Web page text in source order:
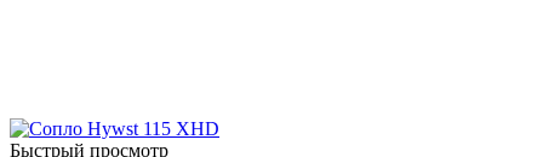
Быстрый просмотр